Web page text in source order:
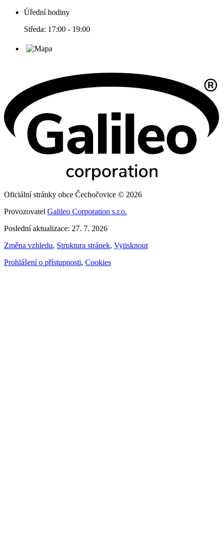
Úřední hodiny
Středa: 17:00 - 19:00
Oficiální stránky obce Čechočovice © 2026
Provozovatel Galileo Corporation s.r.o.
Poslední aktualizace: 27. 7. 2026
Změna vzhledu, Struktura stránek, Vytisknout
Prohlášení o přístupnosti, Cookies